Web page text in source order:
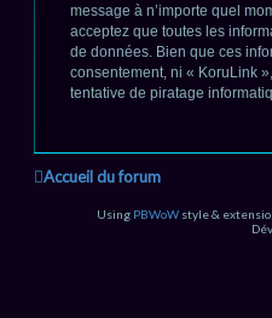
message à n’importe quel
acceptez que toutes les
de données. Bien que ces
consentement, ni « KoruLink
tentative de piratage
Accueil du forum
Using PBWoW style &